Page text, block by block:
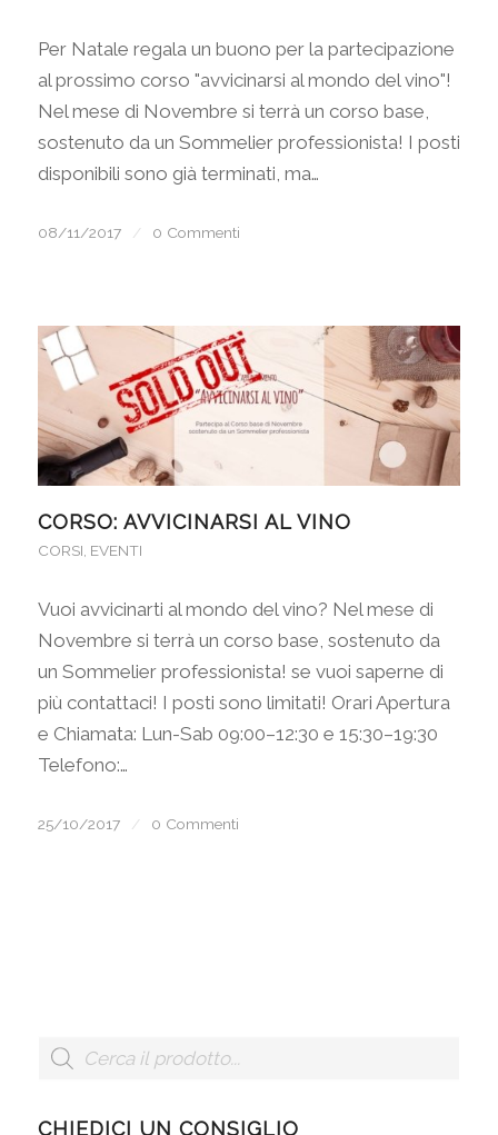
Per Natale regala un buono per la partecipazione
al prossimo corso "avvicinarsi al mondo del vino"!
Nel mese di Novembre si terrà un corso base,
sostenuto da un Sommelier professionista! I posti
disponibili sono già terminati, ma…
08/11/2017 / 0 Commenti
CORSO: AVVICINARSI AL VINO
CORSI, EVENTI
Vuoi avvicinarti al mondo del vino? Nel mese di
Novembre si terrà un corso base, sostenuto da
un Sommelier professionista! se vuoi saperne di
più contattaci! I posti sono limitati! Orari Apertura
e Chiamata: Lun-Sab 09:00–12:30 e 15:30–19:30
Telefono:…
25/10/2017 / 0 Commenti
CHIEDICI UN CONSIGLIO